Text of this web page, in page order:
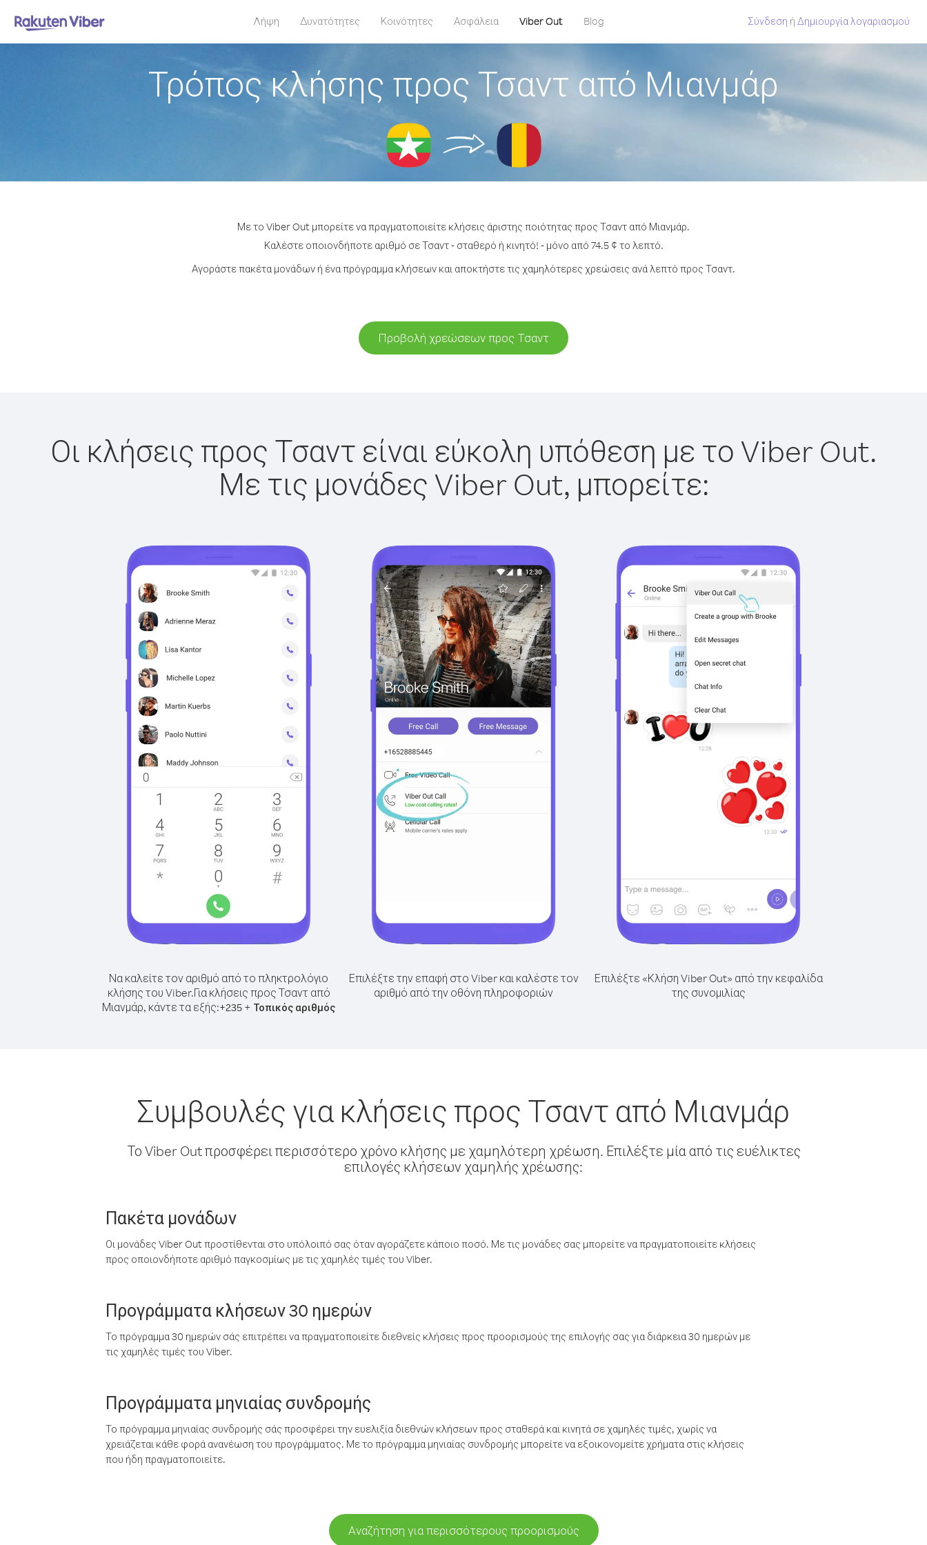
Λήψη Δυνατότητες Κοινότητες Ασφάλεια Viber Out Blog Σύνδεση ή Δημιουργία λογαριασμού
Τρόπος κλήσης προς Τσαντ από Μιανμάρ
Με το Viber Out μπορείτε να πραγματοποιείτε κλήσεις άριστης ποιότητας προς Τσαντ από Μιανμάρ.
Καλέστε οποιονδήποτε αριθμό σε Τσαντ - σταθερό ή κινητό! - μόνο από 74.5 ¢ το λεπτό.
Αγοράστε πακέτα μονάδων ή ένα πρόγραμμα κλήσεων και αποκτήστε τις χαμηλότερες χρεώσεις ανά λεπτό προς Τσαντ.
Προβολή χρεώσεων προς Τσαντ
Οι κλήσεις προς Τσαντ είναι εύκολη υπόθεση με το Viber Out.
Με τις μονάδες Viber Out, μπορείτε:
Να καλείτε τον αριθμό από το πληκτρολόγιο
κλήσης του Viber.Για κλήσεις προς Τσαντ από
Μιανμάρ, κάντε τα εξής:+235 + Τοπικός αριθμός
Επιλέξτε την επαφή στο Viber και καλέστε τον
αριθμό από την οθόνη πληροφοριών
Επιλέξτε «Κλήση Viber Out» από την κεφαλίδα
της συνομιλίας
Συμβουλές για κλήσεις προς Τσαντ από Μιανμάρ
Το Viber Out προσφέρει περισσότερο χρόνο κλήσης με χαμηλότερη χρέωση. Επιλέξτε μία από τις ευέλικτες
επιλογές κλήσεων χαμηλής χρέωσης:
Πακέτα μονάδων
Οι μονάδες Viber Out προστίθενται στο υπόλοιπό σας όταν αγοράζετε κάποιο ποσό. Με τις μονάδες σας μπορείτε να πραγματοποιείτε κλήσεις
προς οποιονδήποτε αριθμό παγκοσμίως με τις χαμηλές τιμές του Viber.
Προγράμματα κλήσεων 30 ημερών
Το πρόγραμμα 30 ημερών σάς επιτρέπει να πραγματοποιείτε διεθνείς κλήσεις προς προορισμούς της επιλογής σας για διάρκεια 30 ημερών με
τις χαμηλές τιμές του Viber.
Προγράμματα μηνιαίας συνδρομής
Το πρόγραμμα μηνιαίας συνδρομής σάς προσφέρει την ευελιξία διεθνών κλήσεων προς σταθερά και κινητά σε χαμηλές τιμές, χωρίς να
χρειάζεται κάθε φορά ανανέωση του προγράμματος. Με το πρόγραμμα μηνιαίας συνδρομής μπορείτε να εξοικονομείτε χρήματα στις κλήσεις
που ήδη πραγματοποιείτε.
Αναζήτηση για περισσότερους προορισμούς